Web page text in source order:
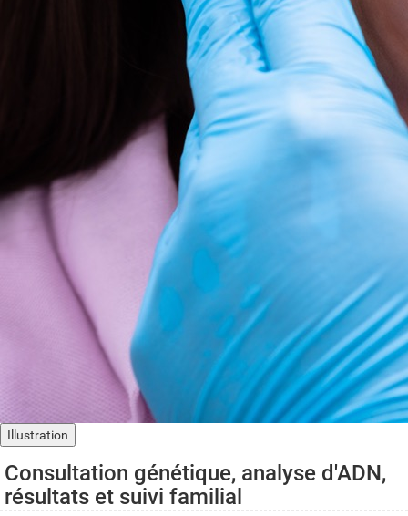
Illustration
Consultation génétique, analyse d'ADN,
résultats et suivi familial